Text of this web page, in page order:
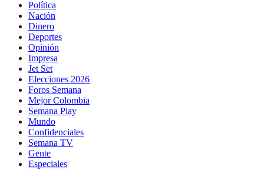
Política
Nación
Dinero
Deportes
Opinión
Impresa
Jet Set
Elecciones 2026
Foros Semana
Mejor Colombia
Semana Play
Mundo
Confidenciales
Semana TV
Gente
Especiales